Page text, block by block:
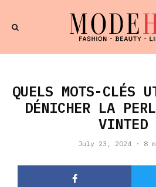
QUELS MOTS-CLÉS
DÉNICHER LA
VINTED
July 23, 2024 · 8